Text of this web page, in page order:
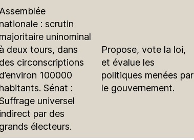
Assemblée
nationale : scrutin
majoritaire uninominal
à deux tours, dans
des circonscriptions
d’environ 100000
habitants. Sénat :
universel
indirect par des
grands électeurs.
Propose, vote la loi,
et évalue les
politiques menées par
le gouvernement.